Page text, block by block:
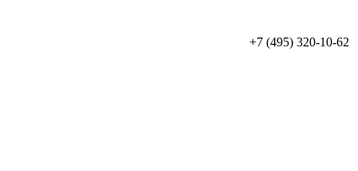
+7 (495) 320-10-62